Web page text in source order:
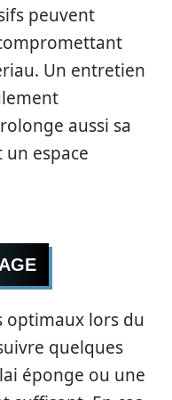
peuvent
Un entretien
aussi sa
espace
optimaux lors du
quelques
éponge ou une